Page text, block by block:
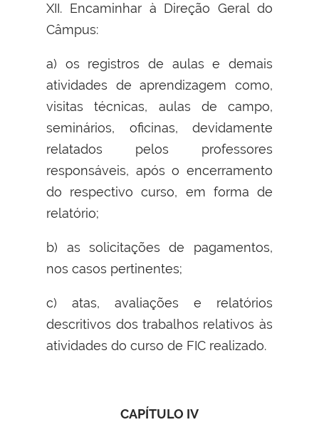
XII. Encaminhar à Direção Geral do
Câmpus:
a) os registros de aulas e demais
atividades de aprendizagem como,
visitas técnicas, aulas de campo,
seminários, oficinas, devidamente
relatados pelos professores
responsáveis, após o encerramento
do respectivo curso, em forma de
relatório;
b) as solicitações de pagamentos,
nos casos pertinentes;
c) atas, avaliações e relatórios
descritivos dos trabalhos relativos às
atividades do curso de FIC realizado.
CAPÍTULO IV